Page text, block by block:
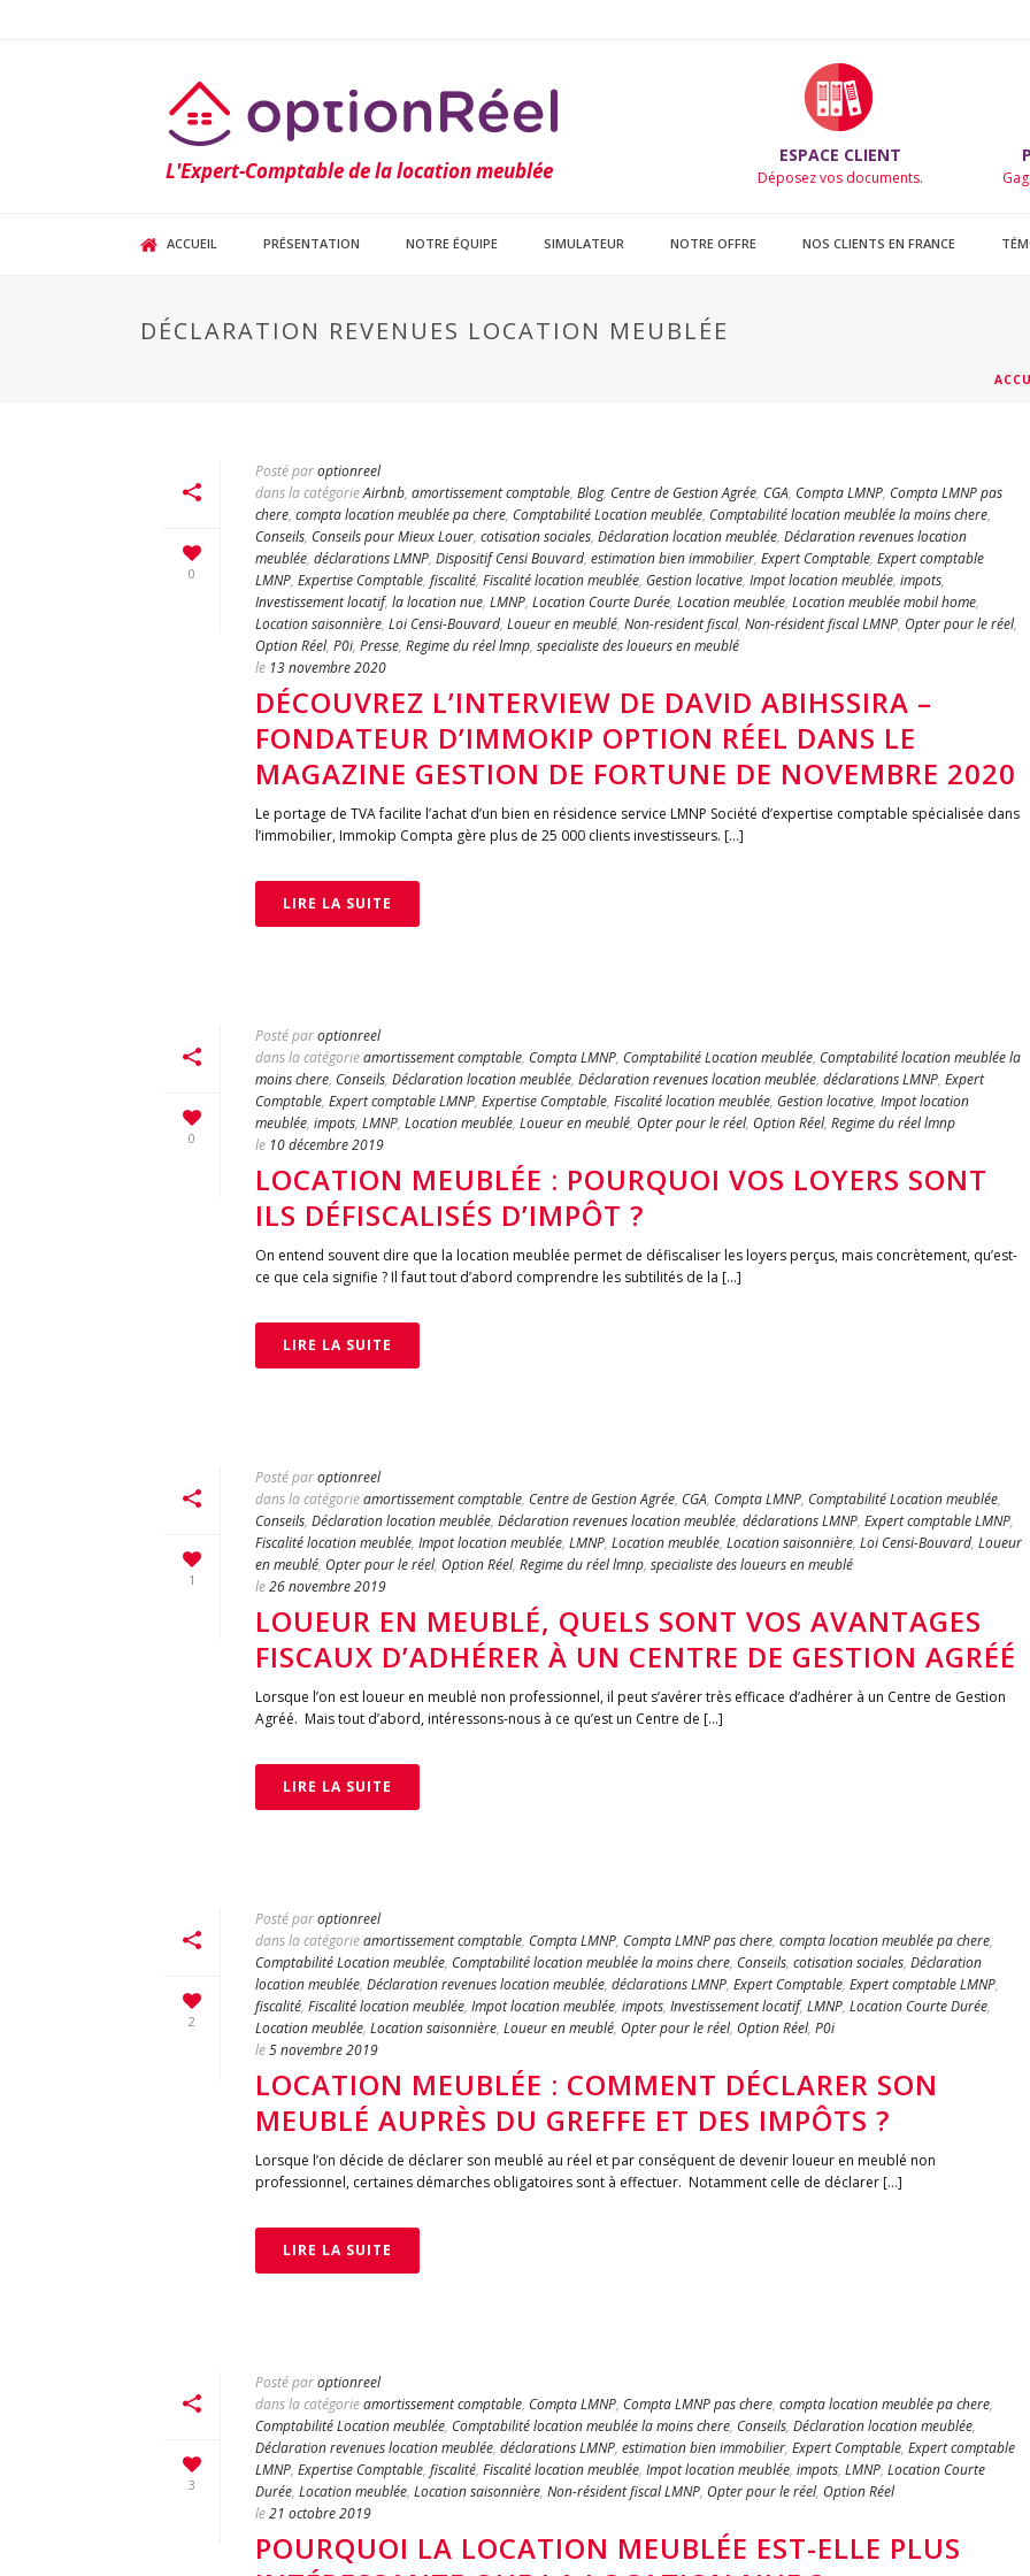
L'Expert-Comptable de la location meublée
ESPACE CLIENT
Déposez vos documents.
ACCUEIL PRÉSENTATION NOTRE ÉQUIPE SIMULATEUR NOTRE OFFRE NOS CLIENTS EN FRANCE
DÉCLARATION REVENUES LOCATION MEUBLÉE
0
Posté paroptionreel
dans la catégorieAirbnb, amortissement comptable, Blog, Centre de Gestion Agrée, CGA, Compta LMNP, Compta LMNP pas
chere, compta location meublée pa chere, Comptabilité Location meublée, Comptabilité location meublée la moins chere,
Conseils, Conseils pour Mieux Louer, cotisation sociales, Déclaration location meublée, Déclaration revenues location
meublée, déclarations LMNP, Dispositif Censi Bouvard, estimation bien immobilier, Expert Comptable, Expert comptable
LMNP, Expertise Comptable, fiscalité, Fiscalité location meublée, Gestion locative, Impot location meublée, impots,
Investissement locatif, la location nue, LMNP, Location Courte Durée, Location meublée, Location meublée mobil home,
Location saisonnière, Loi Censi-Bouvard, Loueur en meublé, Non-resident fiscal, Non-résident fiscal LMNP, Opter pour le réel,
Option Réel, P0i, Presse, Regime du réel lmnp, specialiste des loueurs en meublé
le 13 novembre 2020
DÉCOUVREZ L’INTERVIEW DE DAVID ABIHSSIRA –
FONDATEUR D’IMMOKIP OPTION RÉEL DANS LE
MAGAZINE GESTION DE FORTUNE DE NOVEMBRE 2020
Le portage de TVA facilite l’achat d’un bien en résidence service LMNP Société d’expertise comptable spécialisée dans
l’immobilier, Immokip Compta gère plus de 25 000 clients investisseurs. [...]
LIRE LA SUITE
0
Posté paroptionreel
dans la catégorieamortissement comptable, Compta LMNP, Comptabilité Location meublée, Comptabilité location meublée la
moins chere, Conseils, Déclaration location meublée, Déclaration revenues location meublée, déclarations LMNP, Expert
Comptable, Expert comptable LMNP, Expertise Comptable, Fiscalité location meublée, Gestion locative, Impot location
meublée, impots, LMNP, Location meublée, Loueur en meublé, Opter pour le réel, Option Réel, Regime du réel lmnp
le 10 décembre 2019
LOCATION MEUBLÉE : POURQUOI VOS LOYERS SONT
ILS DÉFISCALISÉS D’IMPÔT ?
On entend souvent dire que la location meublée permet de défiscaliser les loyers perçus, mais concrètement, qu’est-
ce que cela signifie ? Il faut tout d’abord comprendre les subtilités de la [...]
LIRE LA SUITE
1
Posté paroptionreel
dans la catégorieamortissement comptable, Centre de Gestion Agrée, CGA, Compta LMNP, Comptabilité Location meublée,
Conseils, Déclaration location meublée, Déclaration revenues location meublée, déclarations LMNP, Expert comptable LMNP,
Fiscalité location meublée, Impot location meublée, LMNP, Location meublée, Location saisonnière, Loi Censi-Bouvard, Loueur
en meublé, Opter pour le réel, Option Réel, Regime du réel lmnp, specialiste des loueurs en meublé
le26 novembre 2019
LOUEUR EN MEUBLÉ, QUELS SONT VOS AVANTAGES
FISCAUX D’ADHÉRER À UN CENTRE DE GESTION AGRÉÉ
Lorsque l’on est loueur en meublé non professionnel, il peut s’avérer très efficace d’adhérer à un Centre de Gestion
Agréé. Mais tout d’abord, intéressons-nous à ce qu’est un Centre de […]
LIRE LA SUITE
2
Posté paroptionreel
dans la catégorieamortissement comptable, Compta LMNP, Compta LMNP pas chere, compta location meublée pa chere,
Comptabilité Location meublée, Comptabilité location meublée la moins chere, Conseils, cotisation sociales, Déclaration
location meublée, Déclaration revenues location meublée, déclarations LMNP, Expert Comptable, Expert comptable LMNP,
fiscalité, Fiscalité location meublée, Impot location meublée, impots, Investissement locatif, LMNP, Location Courte Durée,
Location meublée, Location saisonnière, Loueur en meublé, Opter pour le réel, Option Réel, P0i
le5 novembre 2019
LOCATION MEUBLÉE : COMMENT DÉCLARER SON
MEUBLÉ AUPRÈS DU GREFFE ET DES IMPÔTS ?
Lorsque l’on décide de déclarer son meublé au réel et par conséquent de devenir loueur en meublé non
professionnel, certaines démarches obligatoires sont à effectuer. Notamment celle de déclarer [...]
LIRE LA SUITE
3
Posté paroptionreel
dans la catégorieamortissement comptable, Compta LMNP, Compta LMNP pas chere, compta location meublée pa chere,
Comptabilité Location meublée, Comptabilité location meublée la moins chere, Conseils, Déclaration location meublée,
Déclaration revenues location meublée, déclarations LMNP, estimation bien immobilier, Expert Comptable, Expert comptable
LMNP, Expertise Comptable, fiscalité, Fiscalité location meublée, Impot location meublée, impots, LMNP, Location Courte
Durée, Location meublée, Location saisonnière, Non-résident fiscal LMNP, Opter pour le réel, Option Réel
le21 octobre 2019
POURQUOI LA LOCATION MEUBLÉE EST-ELLE PLUS